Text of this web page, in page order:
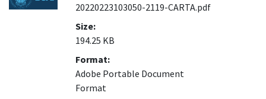
20220223103050-2119-CARTA.pdf
Size:
194.25 KB
Format:
Adobe Portable Document
Format